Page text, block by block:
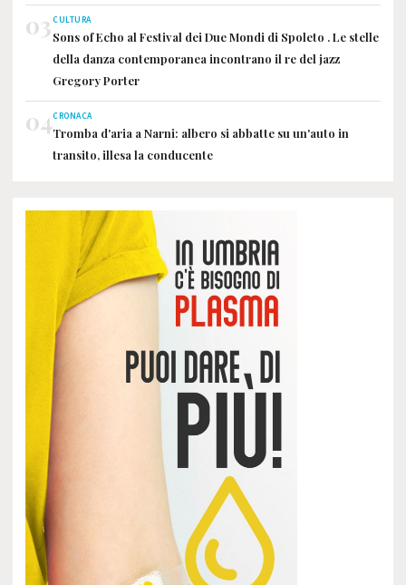
03CULTURA
Sons of Echo al Festival dei Due Mondi di Spoleto . Le stelle
della danza contemporanea incontrano il re del jazz
Gregory Porter
04CRONACA
Tromba d'aria a Narni: albero si abbatte su un'auto in
transito, illesa la conducente